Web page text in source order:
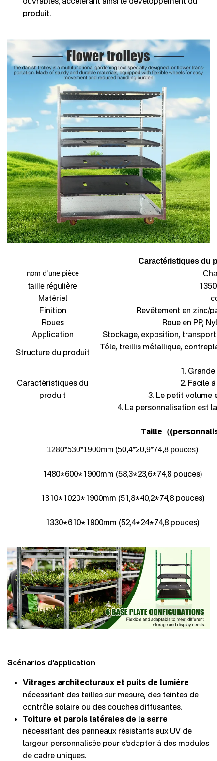
produit.
Caractéristiques du
nom d'une pièce
taille régulière
Matériel
Finition
Revêtement en zinc/
Roues
Roue en PP,
Application
Stockage, exposition,
Structure du produit
Tôle, treillis métallique,
Caractéristiques du
produit
1.
2. Facile
3. Le petit volume
4. La personnalisation est
Taille （
1280*530*1900mm (50,4*20,9*74,8 pouces)
1480*600*1900mm (58,3*23,6*74,8 pouces)
1310*1020*1900mm (51,8*40,2*74,8 pouces)
1330*610*1900mm (52,4*24*74,8 pouces)
Scénarios d'application
Vitrages architecturaux et puits de lumière
nécessitant des tailles sur mesure, des teintes de
contrôle solaire ou des couches diffusantes.
Toiture et parois latérales de la serre
nécessitant des panneaux résistants aux UV de
largeur personnalisée pour s'adapter à des modules
de cadre uniques.